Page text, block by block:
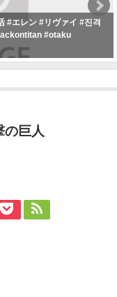
#エレン #リヴァイ #진격
#otaku
の巨人